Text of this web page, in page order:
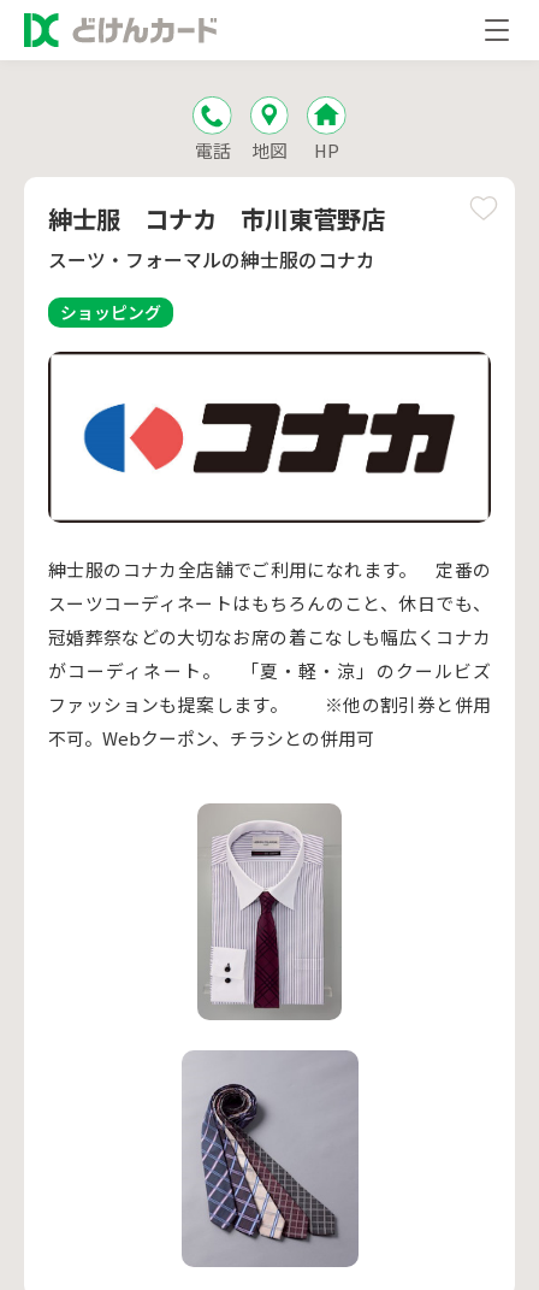
電話 地図 HP
紳士服 コナカ 市川東菅野店
スーツ・フォーマルの紳士服のコナカ
ショッピング
紳士服のコナカ全店舗でご利用になれます。 定番の
スーツコーディネートはもちろんのこと、休日でも、
冠婚葬祭などの大切なお席の着こなしも幅広くコナカ
がコーディネート。 「夏・軽・涼」のクールビズ
ファッションも提案します。 ※他の割引券と併用
不可。Webクーポン、チラシとの併用可